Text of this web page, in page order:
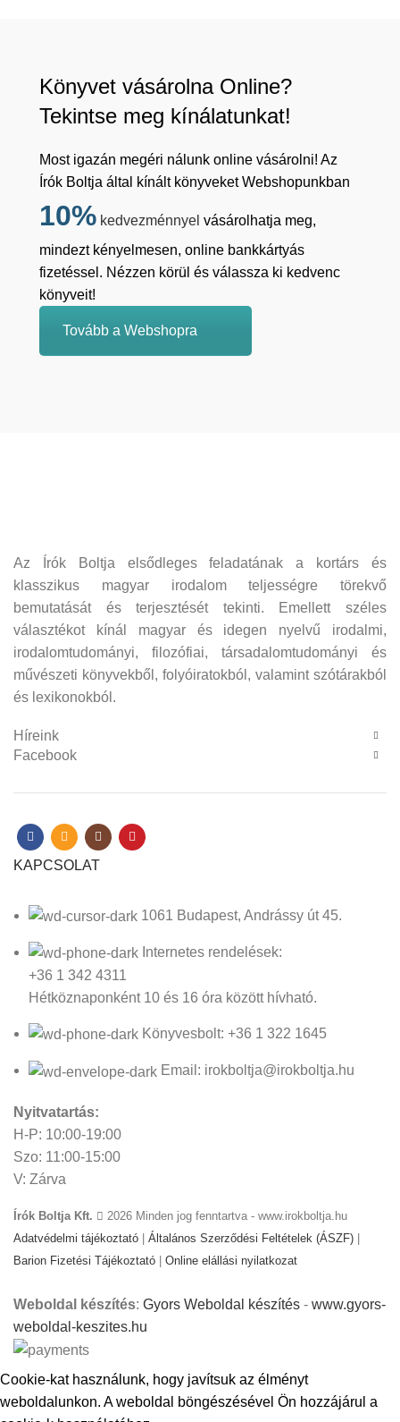
Könyvet vásárolna Online?
Tekintse meg kínálatunkat!
Most igazán megéri nálunk online vásárolni! Az
Írók Boltja által kínált könyveket Webshopunkban
10% kedvezménnyel vásárolhatja meg,
mindezt kényelmesen, online bankkártyás
fizetéssel. Nézzen körül és válassza ki kedvenc
könyveit!
Tovább a Webshopra
Az Írók Boltja elsődleges feladatának a kortárs és
klasszikus magyar irodalom teljességre törekvő
bemutatását és terjesztését tekinti. Emellett széles
választékot kínál magyar és idegen nyelvű irodalmi,
irodalomtudományi, filozófiai, társadalomtudományi és
művészeti könyvekből, folyóiratokból, valamint szótárakból
és lexikonokból.
Híreink
Facebook
KAPCSOLAT
1061 Budapest, Andrássy út 45.
Internetes rendelések:
+36 1 342 4311
Hétköznaponként 10 és 16 óra között hívható.
Könyvesbolt: +36 1 322 1645
Email: irokboltja@irokboltja.hu
Nyitvatartás:
H-P: 10:00-19:00
Szo: 11:00-15:00
V: Zárva
Írók Boltja Kft.
2026 Minden jog fenntartva - www.irokboltja.hu
Adatvédelmi tájékoztató | Általános Szerződési Feltételek (ÁSZF) |
Barion Fizetési Tájékoztató | Online elállási nyilatkozat
Weboldal készítés: Gyors Weboldal készítés - www.gyors-
weboldal-keszites.hu
Cookie-kat használunk, hogy javítsuk az élményt
weboldalunkon. A weboldal böngészésével Ön hozzájárul a